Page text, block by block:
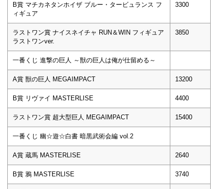
B賞 マチカネタンホイザ ブルー・タービュランス フ
ィギュア
3300
ラストワン賞 ナイスネイチャ RUN＆WIN フィギュア
ラストワンver.
3850
一番くじ 進撃の巨人 ～獣の巨人は俺が仕留める～
A賞 獣の巨人 MEGAIMPACT 13200
B賞 リヴァイ MASTERLISE 4400
ラストワン賞 超大型巨人 MEGAIMPACT 15400
一番くじ 幽☆遊☆白書 暗黒武術会編 vol.2
A賞 蔵馬 MASTERLISE 2640
B賞 鴉 MASTERLISE 3740